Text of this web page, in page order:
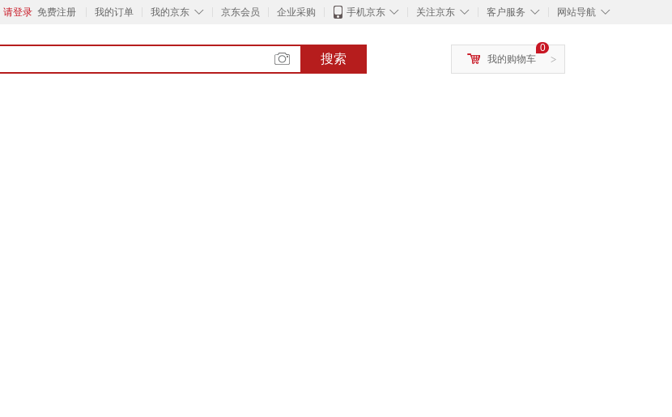
请登录 免费注册 我的订单 ◇
我的京东 京东会员 企业采购 ◇
手机京东 ◇
关注京东 ◇
客户服务 ◇
网站导航
搜索 >
0
我的购物车